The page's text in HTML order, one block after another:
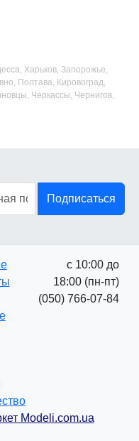
Харьков, Запорожье,
Полтава, Кировоград,
Черкассы, Чернигов,
Подписаться
с 10:00 до
18:00 (пн-пт)
(050) 766-07-84
Modeli.com.ua